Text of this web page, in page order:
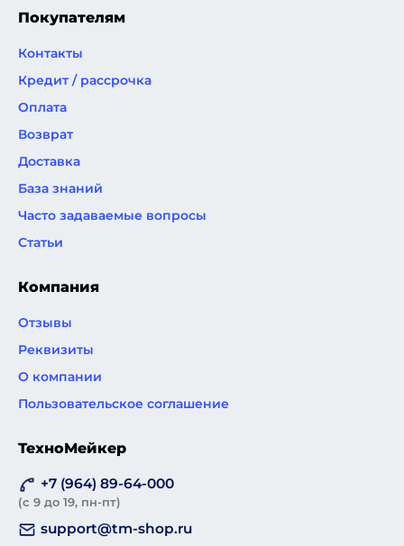
Покупателям
Контакты
Кредит / рассрочка
Оплата
Возврат
Доставка
База знаний
Часто задаваемые вопросы
Статьи
Компания
Отзывы
Реквизиты
О компании
Пользовательское соглашение
ТехноМейкер
+7 (964) 89-64-000
(с 9 до 19, пн-пт)
support@tm-shop.ru